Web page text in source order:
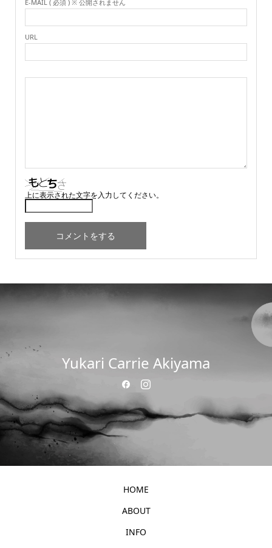
E-MAIL ( 必須 ) ※ 公開されません
URL
上に表示された文字を入力してください。
Yukari Carrie Akiyama
HOME
ABOUT
INFO